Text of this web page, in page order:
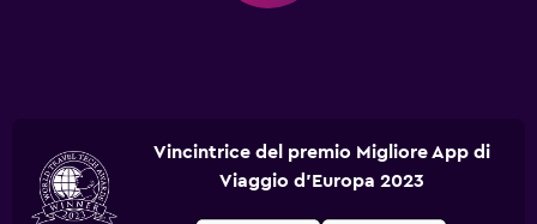
Vincintrice del premio Migliore App di
Viaggio d'Europa 2023